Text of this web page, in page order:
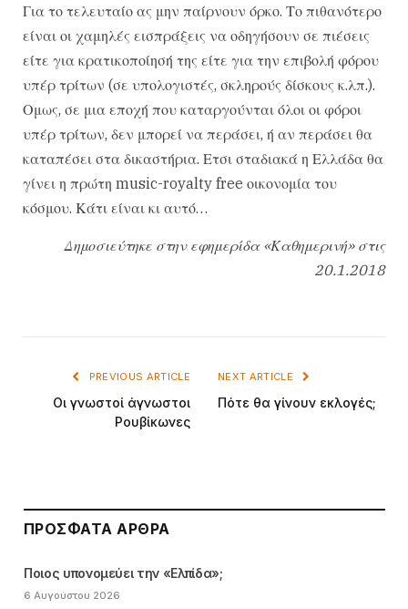
Για το τελευταίο ας μην παίρνουν όρκο. Το πιθανότερο
είναι οι χαμηλές εισπράξεις να οδηγήσουν σε πιέσεις
είτε για κρατικοποίησή της είτε για την επιβολή φόρου
υπέρ τρίτων (σε υπολογιστές, σκληρούς δίσκους κ.λπ.).
Ομως, σε μια εποχή που καταργούνται όλοι οι φόροι
υπέρ τρίτων, δεν μπορεί να περάσει, ή αν περάσει θα
καταπέσει στα δικαστήρια. Ετσι σταδιακά η Ελλάδα θα
γίνει η πρώτη music-royalty free οικονομία του
κόσμου. Κάτι είναι κι αυτό…
Δημοσιεύτηκε στην εφημερίδα «Καθημερινή» στις
20.1.2018
PREVIOUS ARTICLE
Οι γνωστοί άγνωστοι
Ρουβίκωνες
NEXT ARTICLE
Πότε θα γίνουν εκλογές;
ΠΡΌΣΦΑΤΑ ΆΡΘΡΑ
Ποιος υπονομεύει την «Ελπίδα»;
6 Αυγούστου 2026